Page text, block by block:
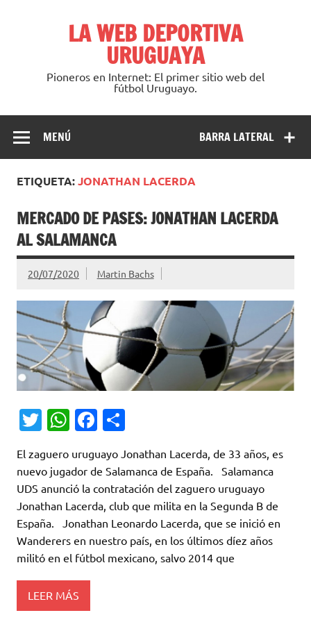
LA WEB DEPORTIVA
URUGUAYA
Pioneros en Internet: El primer sitio web del
fútbol Uruguayo.
BARRA LATERAL
MENÚ
ETIQUETA:JONATHAN LACERDA
MERCADO DE PASES: JONATHAN LACERDA
AL SALAMANCA
20/07/2020 Martin Bachs
T
it
te
r
W
at
s
A
p
p
Fa
e
b
o
o
k
m
p
ar
ti
r
El zaguero uruguayo Jonathan Lacerda, de 33 años, es
nuevo jugador de Salamanca de España. Salamanca
UDS anunció la contratación del zaguero uruguayo
Jonathan Lacerda, club que milita en la Segunda B de
España. Jonathan Leonardo Lacerda, que se inició en
Wanderers en nuestro país, en los últimos díez años
militó en el fútbol mexicano, salvo 2014 que
LEER MÁS